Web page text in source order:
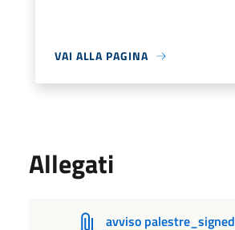
VAI ALLA PAGINA
Allegati
avviso palestre_signed